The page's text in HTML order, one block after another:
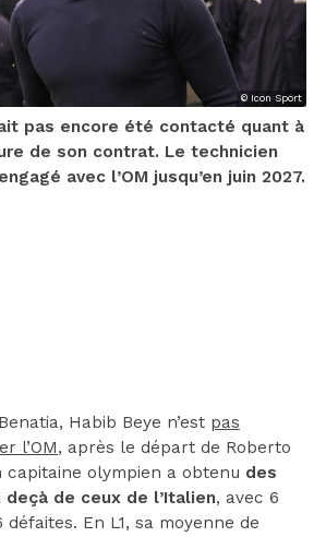
© Icon Sport
pas encore été contacté quant à
de son contrat. Le technicien
avec l’OM jusqu’en juin 2027.
Habib Beye n’est pas
l’OM, après le départ de Roberto
capitaine olympien a obtenu des
de ceux de l’Italien, avec 6
En L1, sa moyenne de